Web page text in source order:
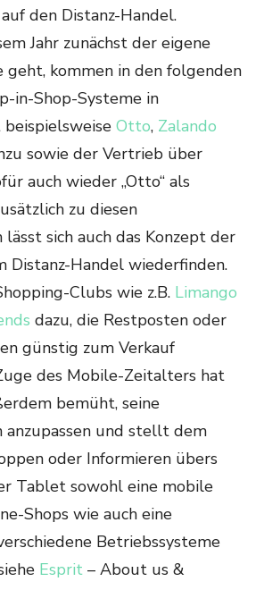
den Distanz-Handel.
Jahr zunächst der eigene
geht, kommen in den folgenden
in-Shop-Systeme in
Otto, Zalando
sowie der Vertrieb über
auch wieder „Otto“ als
zu diesen
sich auch das Konzept der
Distanz-Handel wiederfinden.
Clubs wie z.B. Limango
dazu, die Restposten oder
günstig zum Verkauf
des Mobile-Zeitalters hat
bemüht, seine
anzupassen und stellt dem
oder Informieren übers
Tablet sowohl eine mobile
Shops wie auch eine
Betriebssysteme
Esprit – About us &